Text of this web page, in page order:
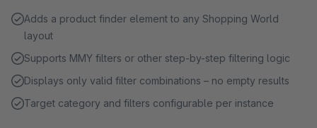
Adds a product finder element to any Shopping World
layout
Supports MMY filters or other step-by-step filtering logic
Displays only valid filter combinations – no empty results
Target category and filters configurable per instance